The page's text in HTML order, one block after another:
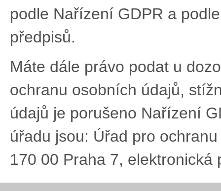
podle Nařízení GDPR a
předpisů.
Máte dále právo podat u
ochranu osobních údajů,
údajů je porušeno Nařízení
úřadu jsou: Úřad pro
170 00 Praha 7, elektronická